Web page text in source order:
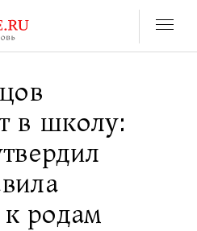
в школу:
к родам